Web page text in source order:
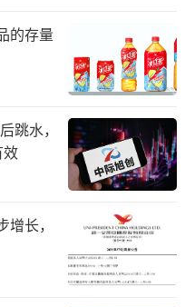
下，酱香型郎酒202
，贮酒今年底可达27
酒生产推进，2030年
以龙马郎、黑马特、
坚实的品质基础。与
马酒庄建设正在顺
酒“发展永续力”的
的存量
跳水，
长，